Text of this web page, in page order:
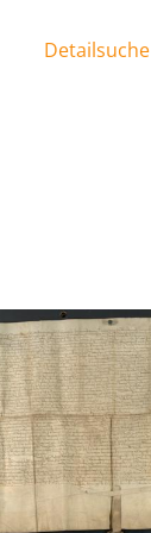
Detailsuche